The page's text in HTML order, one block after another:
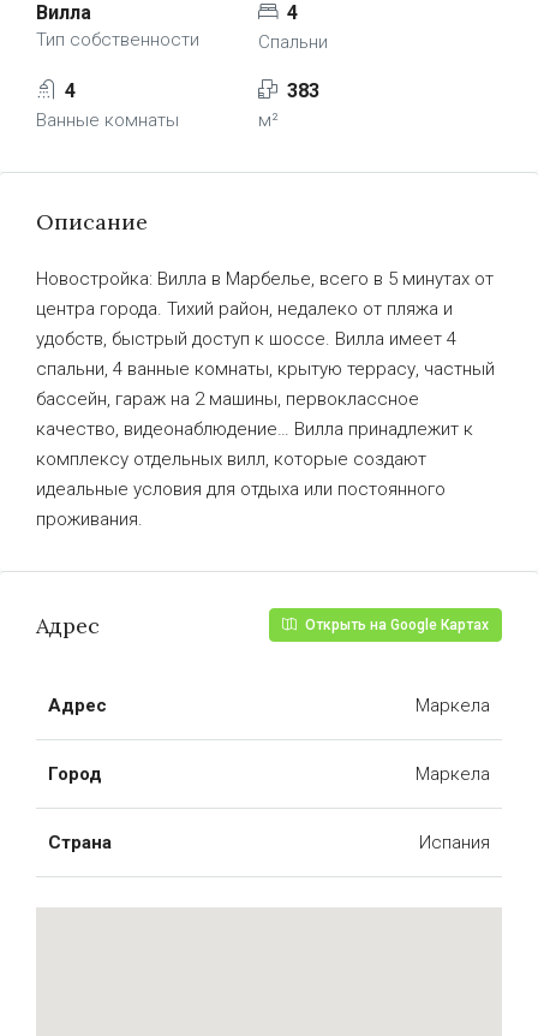
Вилла
Тип собственности
4
Спальни
4
Ванные комнаты
383
м²
Описание
Новостройка: Вилла в Марбелье, всего в 5 минутах от
центра города. Тихий район, недалеко от пляжа и
удобств, быстрый доступ к шоссе. Вилла имеет 4
спальни, 4 ванные комнаты, крытую террасу, частный
бассейн, гараж на 2 машины, первоклассное
качество, видеонаблюдение… Вилла принадлежит к
комплексу отдельных вилл, которые создают
идеальные условия для отдыха или постоянного
проживания.
Адрес Открыть на Google Картах
Адрес Маркела
Город Маркела
Страна Испания